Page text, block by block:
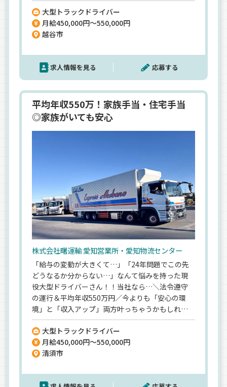
業・休日出勤、住宅・家族・宿泊などなど各種手
当が充実！仮眠室も完備！スマホ支給あり◎安心
の環境で腰を据えてずっと働けますよ！【全社で
かり研修”で安心して大型デビューできる】
大型トラックドライバー
月給450,000円～550,000円
越谷市
求人情報を見る 応募する
平均年収550万！家族手当・住宅手当
◎家族がいても安心
株式会社曙運輸 愛知営業所・愛知物流センター
「給与の変動が大きくて…」「24年問題でこの先
どうなるか分からない…」なんて悩みを持った現
役大型ドライバーさん！！当社なら…＼法令遵守
の運行＆平均年収550万円／今よりも「安心の環
境」と「収入アップ」両方叶っちゃうかもしれま
せんよ♪《大手菓子メーカーからの直の仕事》1年
中荷量が安定していて、年間を通して給与の幅が少
ないのが”安定収入”の秘密！《各種手当・福利厚
生も充実》残業・休日出勤、住宅・家族・宿泊な
給あり◎【全社での平均勤続10年以上】
大型トラックドライバー
月給450,000円～550,000円
清須市